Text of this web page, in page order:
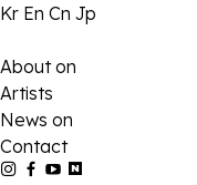
Kr En Cn Jp
About on
Artists
News on
Contact